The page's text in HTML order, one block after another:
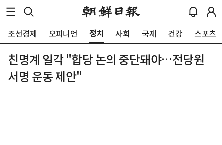
조선경제 오피니언 정치 사회 국제 건강 스포츠
친명계 일각 "합당 논의 중단돼야…전당원
서명 운동 제안"